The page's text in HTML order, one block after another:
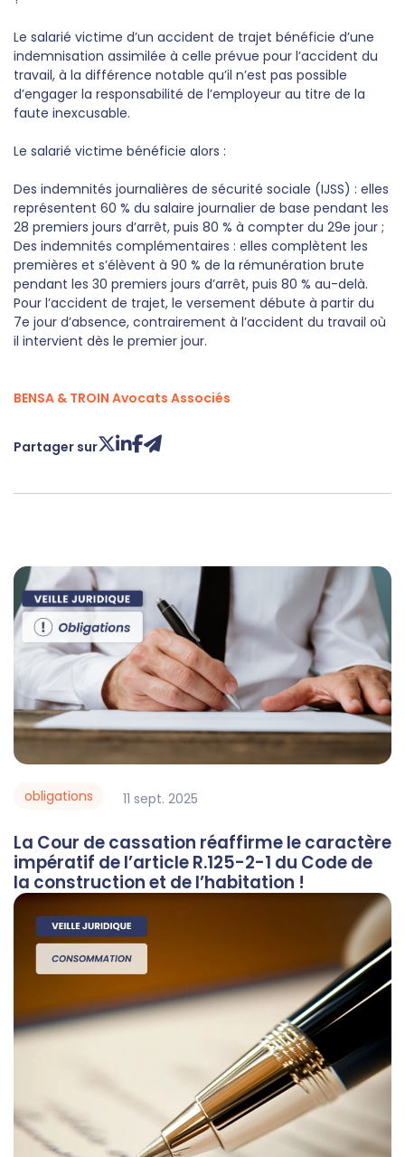
Le salarié victime d’un accident de trajet bénéficie d’une
indemnisation assimilée à celle prévue pour l’accident du
travail, à la différence notable qu’il n’est pas possible
d’engager la responsabilité de l’employeur au titre de la
faute inexcusable.
Le salarié victime bénéficie alors :
Des indemnités journalières de sécurité sociale (IJSS) : elles
représentent 60 % du salaire journalier de base pendant les
28 premiers jours d’arrêt, puis 80 % à compter du 29e jour ;
Des indemnités complémentaires : elles complètent les
premières et s’élèvent à 90 % de la rémunération brute
pendant les 30 premiers jours d’arrêt, puis 80 % au-delà.
Pour l’accident de trajet, le versement débute à partir du
7e jour d’absence, contrairement à l’accident du travail où
il intervient dès le premier jour.
BENSA & TROIN Avocats Associés
Partager sur
La Cour de cassation réaffirme le caractère
impératif de l’article R.125-2-1 du Code de
la construction et de l’habitation !
11 sept. 2025
obligations